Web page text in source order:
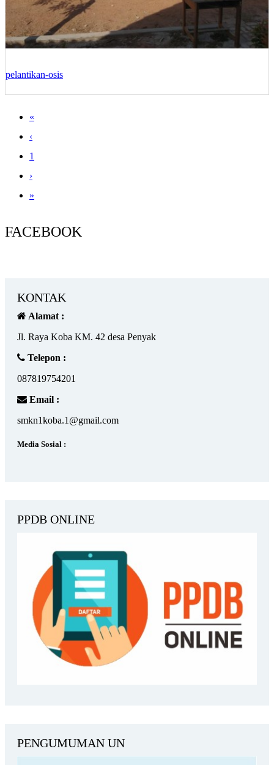
pelantikan-osis
«
‹
1
›
»
FACEBOOK
KONTAK
Alamat :
Jl. Raya Koba KM. 42 desa Penyak
Telepon :
087819754201
Email :
smkn1koba.1@gmail.com
Media Sosial :
PPDB ONLINE
PENGUMUMAN UN